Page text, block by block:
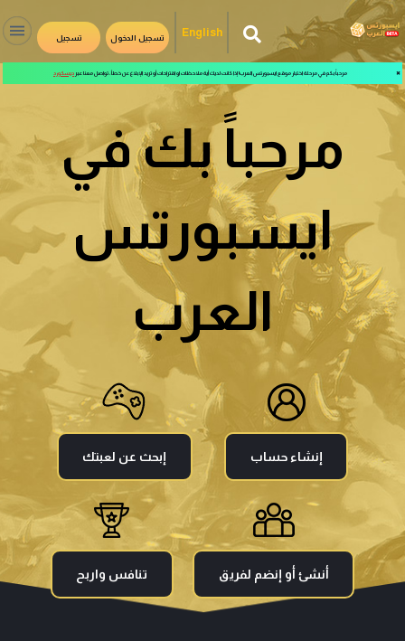
English تسجيل الدخول تسجيل
✖ مرحباً بكم في مرحلة اختبار موقع ايسبورتس العرب! إذا كانت لديك أية ملاحظات او اقتراحات أو تريد الإبلاغ عن خطأ، تواصل معنا عبر ديسكورد
مرحباً بك في
ايسبورتس
العرب
إنشاء حساب إبحث عن لعبتك
أنشئ أو إنضم لفريق تنافس واربح